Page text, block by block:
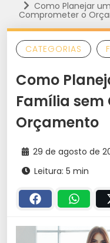
Como Planejar
Comprometer o
CATEGORIAS
Como
Família
Orçamento
29 de agosto de
Leitura: 5 min